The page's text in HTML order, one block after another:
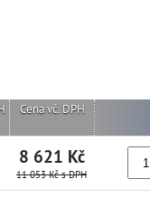
Cena vč. DPH
8 621 Kč
11 053 Kč s DPH